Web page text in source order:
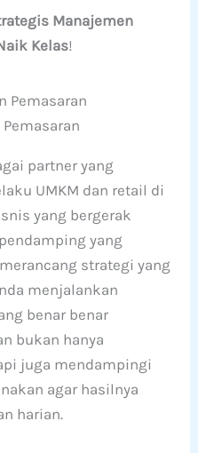
Manajemen
Kelas!
partner yang
UMKM dan retail di
yang bergerak
yang
strategi yang
menjalankan
benar benar
bukan hanya
juga mendampingi
agar hasilnya
harian.